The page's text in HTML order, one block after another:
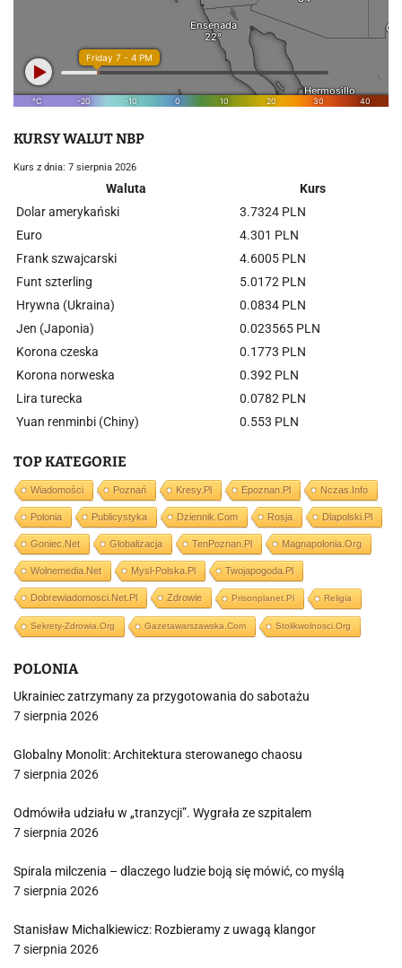
KURSY WALUT NBP
Kurs z dnia: 7 sierpnia 2026
Waluta
Kurs
Dolar amerykański
3.7324 PLN
Euro
4.301 PLN
Frank szwajcarski
4.6005 PLN
Funt szterling
5.0172 PLN
Hrywna (Ukraina)
0.0834 PLN
Jen (Japonia)
0.023565 PLN
Korona czeska
0.1773 PLN
Korona norweska
0.392 PLN
Lira turecka
0.0782 PLN
Yuan renminbi (Chiny)
0.553 PLN
TOP KATEGORIE
Wiadomości Poznań Kresy.pl Epoznan.pl Nczas.info
Polonia Publicystyka Dziennik.com Rosja Dlapolski.pl
Goniec.net Globalizacja TenPoznan.pl Magnapolonia.org
Wolnemedia.net Mysl-Polska.pl Twojapogoda.pl
Dobrewiadomosci.net.pl Zdrowie Prisonplanet.pl Religia
Sekrety-Zdrowia.org Gazetawarszawska.com Stolikwolnosci.org
POLONIA
Ukrainiec zatrzymany za przygotowania do sabotażu
7 sierpnia 2026
Globalny Monolit: Architektura sterowanego chaosu
7 sierpnia 2026
Odmówiła udziału w „tranzycji”. Wygrała ze szpitalem
7 sierpnia 2026
Spirala milczenia – dlaczego ludzie boją się mówić, co myślą
7 sierpnia 2026
Stanisław Michalkiewicz: Rozbieramy z uwagą klangor
7 sierpnia 2026